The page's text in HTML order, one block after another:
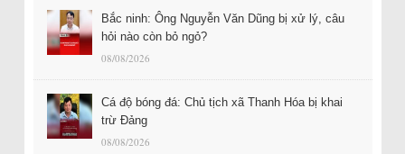
Bắc ninh: Ông Nguyễn Văn Dũng bị xử lý, câu
hỏi nào còn bỏ ngỏ?
08/08/2026
Cá độ bóng đá: Chủ tịch xã Thanh Hóa bị khai
trừ Đảng
08/08/2026